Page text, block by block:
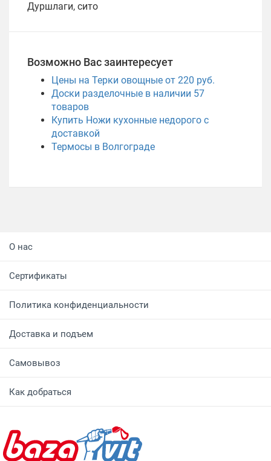
Дуршлаги, сито
Возможно Вас заинтересует
Цены на Терки овощные от 220 руб.
Доски разделочные в наличии 57
товаров
Купить Ножи кухонные недорого с
доставкой
Термосы в Волгограде
О нас
Сертификаты
Политика конфиденциальности
Доставка и подъем
Самовывоз
Как добраться